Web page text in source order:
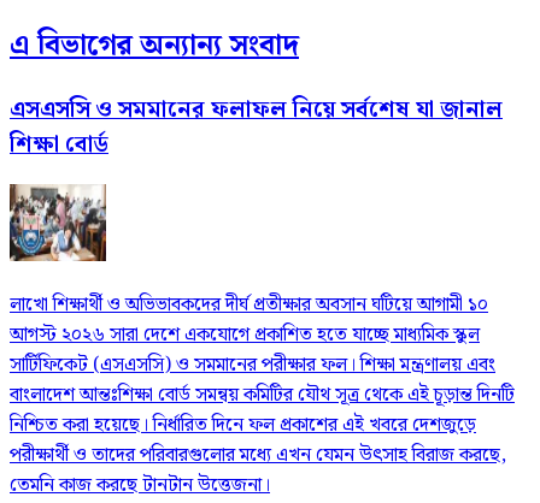
এ বিভাগের অন্যান্য সংবাদ
এসএসসি ও সমমানের ফলাফল নিয়ে সর্বশেষ যা জানাল
শিক্ষা বোর্ড
লাখো শিক্ষার্থী ও অভিভাবকদের দীর্ঘ প্রতীক্ষার অবসান ঘটিয়ে আগামী ১০
আগস্ট ২০২৬ সারা দেশে একযোগে প্রকাশিত হতে যাচ্ছে মাধ্যমিক স্কুল
সার্টিফিকেট (এসএসসি) ও সমমানের পরীক্ষার ফল। শিক্ষা মন্ত্রণালয় এবং
বাংলাদেশ আন্তঃশিক্ষা বোর্ড সমন্বয় কমিটির যৌথ সূত্র থেকে এই চূড়ান্ত দিনটি
নিশ্চিত করা হয়েছে। নির্ধারিত দিনে ফল প্রকাশের এই খবরে দেশজুড়ে
পরীক্ষার্থী ও তাদের পরিবারগুলোর মধ্যে এখন যেমন উৎসাহ বিরাজ করছে,
তেমনি কাজ করছে টানটান উত্তেজনা।